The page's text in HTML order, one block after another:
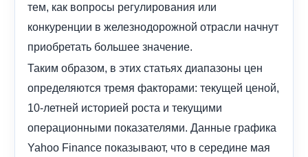
тем, как вопросы регулирования или
конкуренции в железнодорожной отрасли начнут
приобретать большее значение.
Таким образом, в этих статьях диапазоны цен
определяются тремя факторами: текущей ценой,
10-летней историей роста и текущими
операционными показателями. Данные графика
Yahoo Finance показывают, что в середине мая